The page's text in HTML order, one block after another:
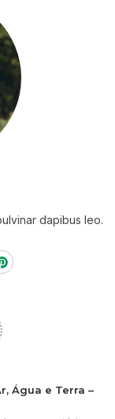
dapibus leo.
Água e Terra –